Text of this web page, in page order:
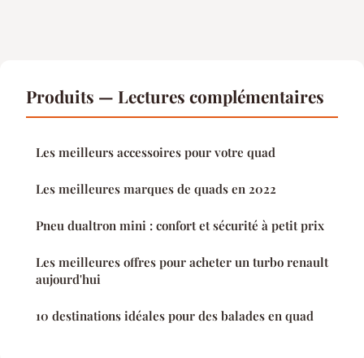
Produits — Lectures complémentaires
Les meilleurs accessoires pour votre quad
Les meilleures marques de quads en 2022
Pneu dualtron mini : confort et sécurité à petit prix
Les meilleures offres pour acheter un turbo renault
aujourd'hui
10 destinations idéales pour des balades en quad